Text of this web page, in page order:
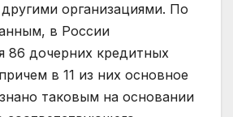
организациями. По
в России
86 дочерних кредитных
в 11 из них основное
таковым на основании